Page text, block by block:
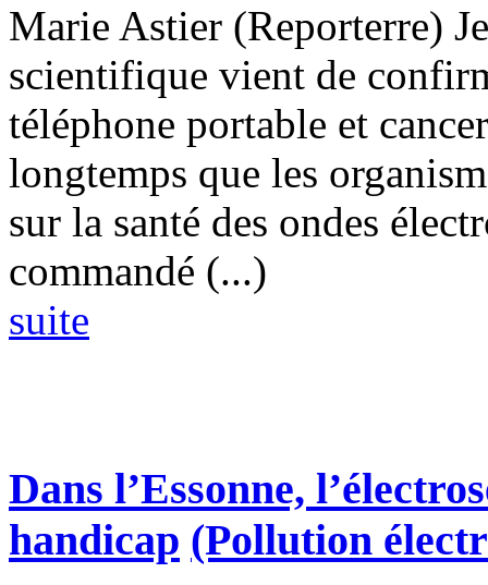
Marie Astier (Reporterre)
scientifique vient de
téléphone portable et
longtemps que les
sur la santé des ondes
commandé (...)
suite
Dans l’Essonne,
handicap (Pollution